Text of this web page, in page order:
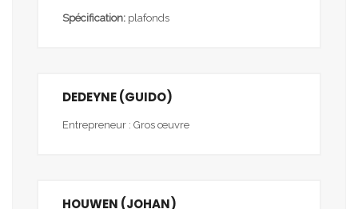
Spécification: plafonds
DEDEYNE (GUIDO)
Entrepreneur : Gros œuvre
HOUWEN (JOHAN)